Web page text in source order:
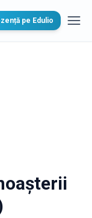
pe Edulio